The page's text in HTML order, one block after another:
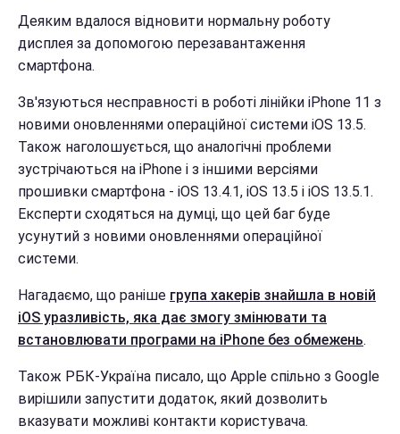
Деяким вдалося відновити нормальну роботу
дисплея за допомогою перезавантаження
смартфона.
Зв'язуються несправності в роботі лінійки iPhone 11 з
новими оновленнями операційної системи iOS 13.5.
Також наголошується, що аналогічні проблеми
зустрічаються на iPhone і з іншими версіями
прошивки смартфона - iOS 13.4.1, iOS 13.5 і iOS 13.5.1.
Експерти сходяться на думці, що цей баг буде
усунутий з новими оновленнями операційної
системи.
Нагадаємо, що раніше група хакерів знайшла в новій
iOS уразливість, яка дає змогу змінювати та
встановлювати програми на iPhone без обмежень.
Також РБК-Україна писало, що Apple спільно з Google
вирішили запустити додаток, який дозволить
вказувати можливі контакти користувача.